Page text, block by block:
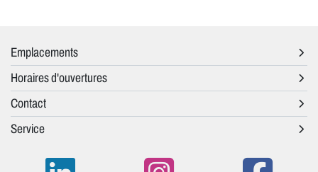
Emplacements
Horaires d'ouvertures
Contact
Service